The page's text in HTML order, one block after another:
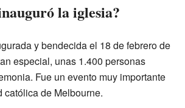
la iglesia?
y bendecida el 18 de febrero de
especial, unas 1.400 personas
Fue un evento muy importante
católica de Melbourne.